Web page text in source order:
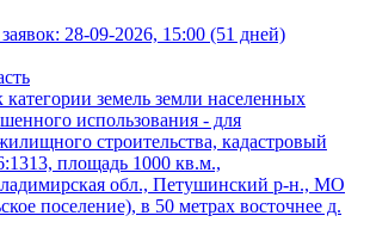
28-09-2026, 15:00 (51 дней)
земель земли населенных
использования - для
строительства, кадастровый
площадь 1000 кв.м.,
обл., Петушинский р-н., МО
поселение), в 50 метрах восточнее д.